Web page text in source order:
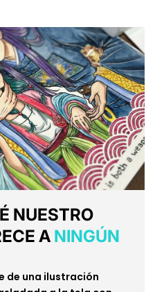
NUESTRO
A NINGÚN
de una ilustración